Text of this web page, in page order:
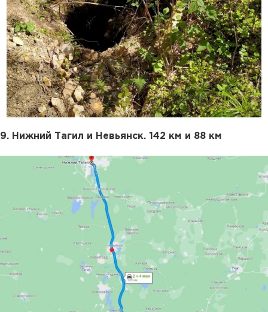
9. Нижний Тагил и Невьянск. 142 км и 88 км